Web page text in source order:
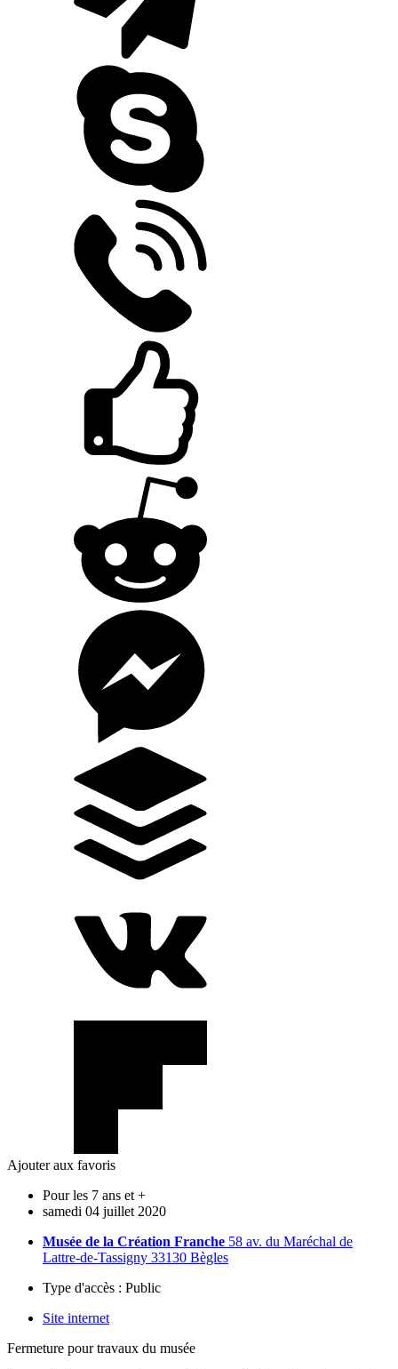
Ajouter aux favoris
Pour les 7 ans et +
samedi 04 juillet 2020
Musée de la Création Franche 58 av. du Maréchal de
Lattre-de-Tassigny 33130 Bègles
Type d'accès : Public
Site internet
Fermeture pour travaux du musée